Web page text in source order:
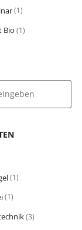
(1)
Bio (1)
(1)
(1)
(3)